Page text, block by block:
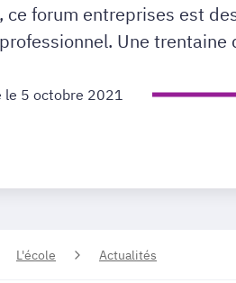
ce forum entreprises est
Une
le 5 octobre 2021
L'école Actualités